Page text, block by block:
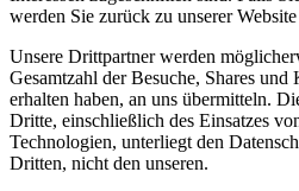
werden Sie zurück zu unserer
Unsere Drittpartner werden
Gesamtzahl der Besuche, Shares
erhalten haben, an uns übermitteln.
Dritte, einschließlich des Einsatzes
Technologien, unterliegt den
Dritten, nicht den unseren.